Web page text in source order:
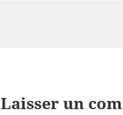
Laisser un